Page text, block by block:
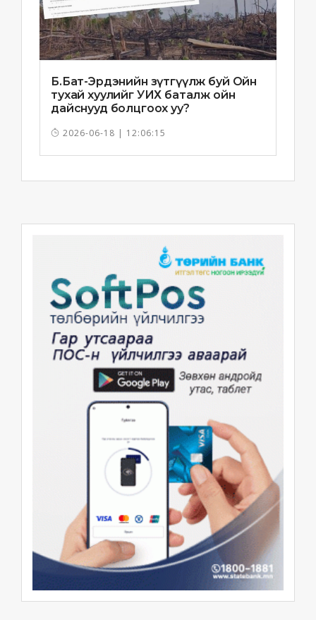
Б.Бат-Эрдэнийн зүтгүүлж буй Ойн
тухай хуулийг УИХ баталж ойн
дайснууд болцгоох уу?
2026-06-18 | 12:06:15